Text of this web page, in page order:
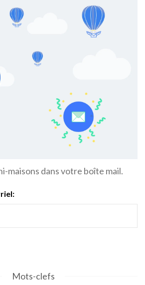
maisons dans votre boîte mail.
Mots-clefs